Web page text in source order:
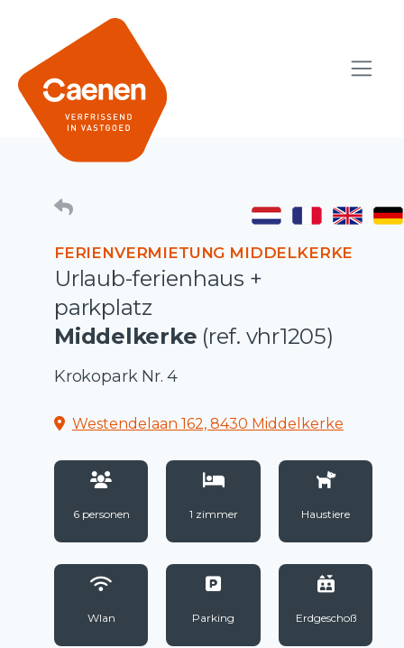
FERIENVERMIETUNG MIDDELKERKE
Urlaub-ferienhaus +
parkplatz
Middelkerke (ref. vhr1205)
Krokopark Nr. 4
Westendelaan 162, 8430 Middelkerke
6 personen 1 zimmer Haustiere
Wlan Parking Erdgeschoß